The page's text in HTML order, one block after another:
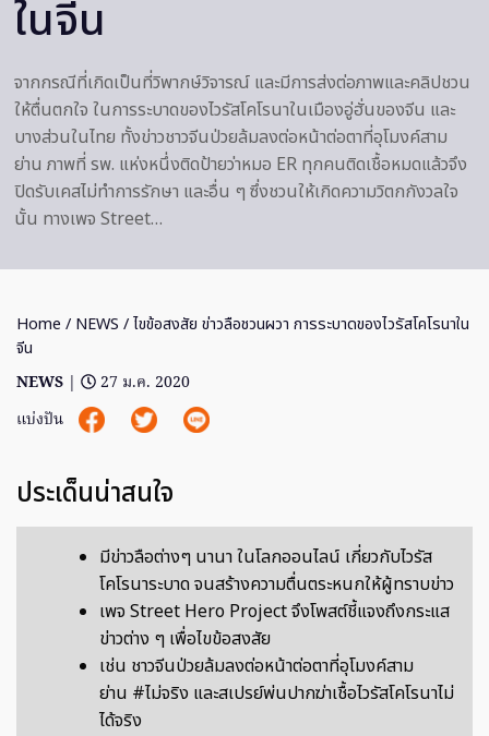
ในจีน
จากกรณีที่เกิดเป็นที่วิพากษ์วิจารณ์ และมีการส่งต่อภาพและคลิปชวน
ให้ตื่นตกใจ ในการระบาดของไวรัสโคโรนาในเมืองอู่ฮั่นของจีน และ
บางส่วนในไทย ทั้งข่าวชาวจีนป่วยล้มลงต่อหน้าต่อตาที่อุโมงค์สาม
ย่าน ภาพที่ รพ. แห่งหนึ่งติดป้ายว่าหมอ ER ทุกคนติดเชื้อหมดแล้วจึง
ปิดรับเคสไม่ทำการรักษา และอื่น ๆ ซึ่งชวนให้เกิดความวิตกกังวลใจ
นั้น ทางเพจ Street…
Home / NEWS / ไขข้อสงสัย ข่าวลือชวนผวา การระบาดของไวรัสโคโรนาใน
จีน
NEWS |
27 ม.ค. 2020
แบ่งปัน
ประเด็นน่าสนใจ
มีข่าวลือต่างๆ นานา ในโลกออนไลน์ เกี่ยวกับไวรัส
โคโรนาระบาด จนสร้างความตื่นตระหนกให้ผู้ทราบข่าว
เพจ Street Hero Project จึงโพสต์ชี้แจงถึงกระแส
ข่าวต่าง ๆ เพื่อไขข้อสงสัย
เช่น ชาวจีนป่วยล้มลงต่อหน้าต่อตาที่อุโมงค์สาม
ย่าน #ไม่จริง และสเปรย์พ่นปากฆ่าเชื้อไวรัสโคโรนาไม่
ได้จริง